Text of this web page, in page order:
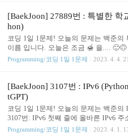
가위 바위 보를 999번 해서, 최대한 많
채점 프로그램은 랜덤을 이용해 가위 바
나를 결정하며, 그 코드를 간단히 나타
같다. 아래 코드의 변 www.acmicpc.net
풀이 - SOMJANG random 의 randint 를
2 사이의 숫자를 랜덤으로 출력하도록
[BaekJoon] 27889번 : 특별한 학
hon)
코딩 1일 1문제! 오늘의 문제는 백준의
이름 입니다. 오늘은 조금 🍯 을.... 🙂🙃
별한 학교 이름 GEC에는 여러 학교가
Korea International School SJA: St.
학교 이름을 좋아하는 규빈이
👨🏻‍💻 문제 풀이 약어를 key 로 풀네임
하는 dictionary 를 만들어 두고 약어를
ctionary 에 그 값을 key 로 하여 꺼낸
으로 하였습니다. 👨🏻‍💻 코드 ( ..
Programming/코딩 1일 1문제 2023. 4. 4.
[BaekJoon] 3107번 : IPv6
tGPT)
코딩 1일 1문제! 오늘의 문제는 백준의
3107번: IPv6 첫째 줄에 올바른 IPv6 주
다. 이 주소는 최대 39글자이다. 또한,
Programming/코딩 1일 1문제 2023. 4. 1.